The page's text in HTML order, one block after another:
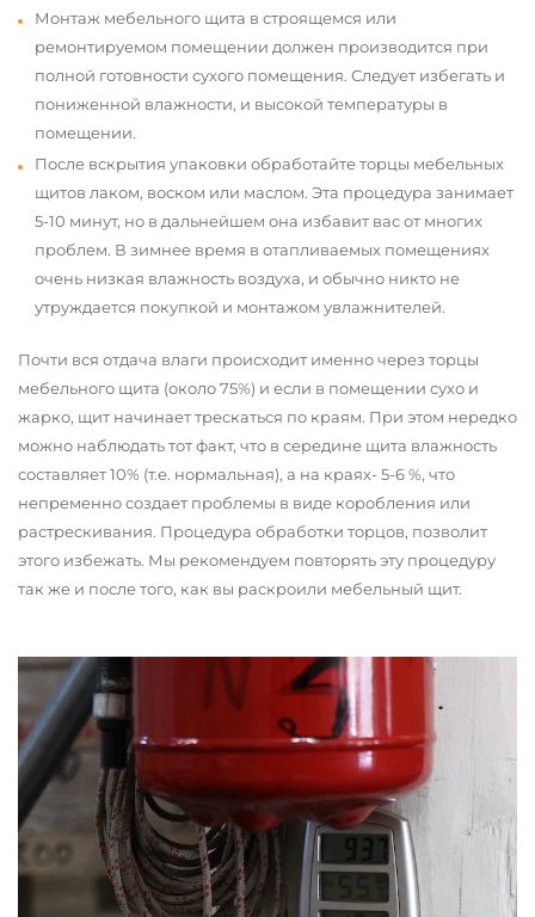
Монтаж мебельного щита в строящемся или
ремонтируемом помещении должен производится при
полной готовности сухого помещения. Следует избегать и
пониженной влажности, и высокой температуры в
помещении.
После вскрытия упаковки обработайте торцы мебельных
щитов лаком, воском или маслом. Эта процедура занимает
5-10 минут, но в дальнейшем она избавит вас от многих
проблем. В зимнее время в отапливаемых помещениях
очень низкая влажность воздуха, и обычно никто не
утруждается покупкой и монтажом увлажнителей.
Почти вся отдача влаги происходит именно через торцы
мебельного щита (около 75%) и если в помещении сухо и
жарко, щит начинает трескаться по краям. При этом нередко
можно наблюдать тот факт, что в середине щита влажность
составляет 10% (т.е. нормальная), а на краях- 5-6 %, что
непременно создает проблемы в виде коробления или
растрескивания. Процедура обработки торцов, позволит
этого избежать. Мы рекомендуем повторять эту процедуру
так же и после того, как вы раскроили мебельный щит.